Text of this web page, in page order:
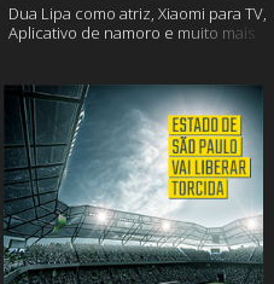
Dua Lipa como atriz, Xiaomi para TV,
Aplicativo de namoro e muito mais